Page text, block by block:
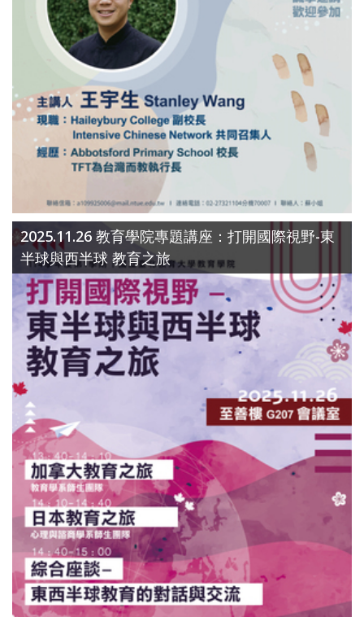
2025.11.26 教育學院專題講座：打開國際視野-東
半球與西半球 教育之旅